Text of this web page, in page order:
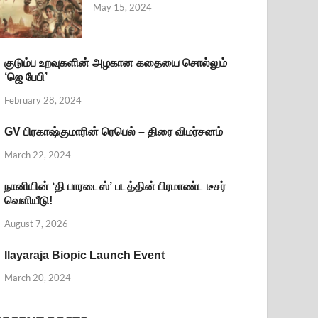
May 15, 2024
குடும்ப உறவுகளின் அழகான கதையை சொல்லும்
‘ஜெ பேபி’
February 28, 2024
GV பிரகாஷ்குமாரின் ரெபெல் – திரை விமர்சனம்
March 22, 2024
நானியின் ‘தி பாரடைஸ்’ படத்தின் பிரமாண்ட டீசர்
வெளியீடு!
August 7, 2026
Ilayaraja Biopic Launch Event
March 20, 2024